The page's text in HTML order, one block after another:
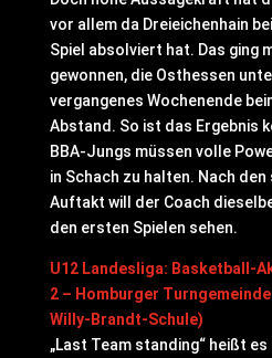
vor allem da Dreieichenhain
Spiel absolviert hat. Das ging
gewonnen, die Osthessen
vergangenes Wochenende
Abstand. So ist das Ergebnis
BBA-Jungs müssen volle
in Schach zu halten. Nach
Auftakt will der Coach
den ersten Spielen sehen.
U12 Landesliga: Basketball-
2 – Homburger
Willy-Brandt-Schule)
„Last Team standing“ heißt